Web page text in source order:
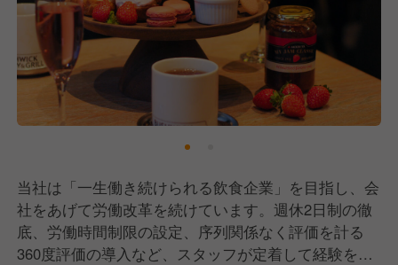
当社は「一生働き続けられる飲食企業」を目指し、会
社をあげて労働改革を続けています。週休2日制の徹
底、労働時間制限の設定、序列関係なく評価を計る
360度評価の導入など、スタッフが定着して経験を深